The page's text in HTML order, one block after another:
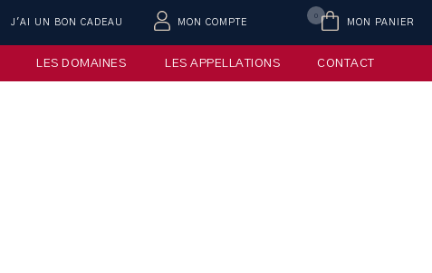
J'AI UN BON CADEAU MON COMPTE MON PANIER
0
LES DOMAINES LES APPELLATIONS CONTACT